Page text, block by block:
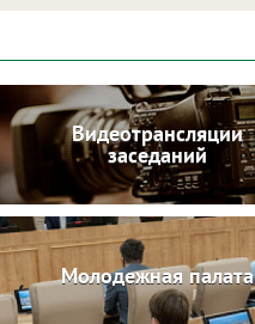
Видеотрансляции
заседаний
Молодежная палата